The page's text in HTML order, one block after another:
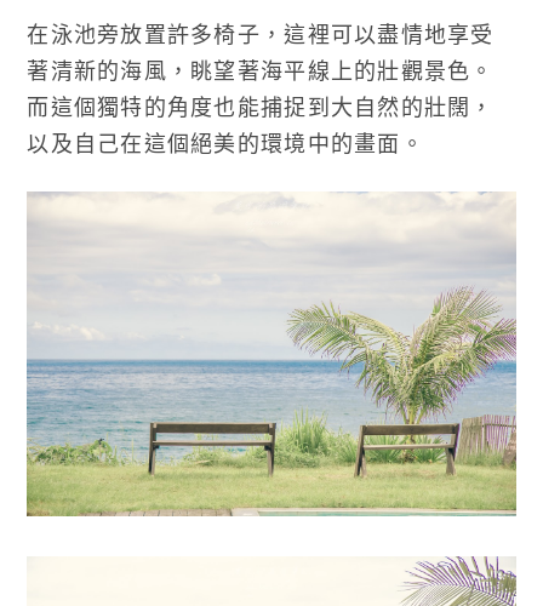
在泳池旁放置許多椅子，這裡可以盡情地享受
著清新的海風，眺望著海平線上的壯觀景色。
而這個獨特的角度也能捕捉到大自然的壯闊，
以及自己在這個絕美的環境中的畫面。